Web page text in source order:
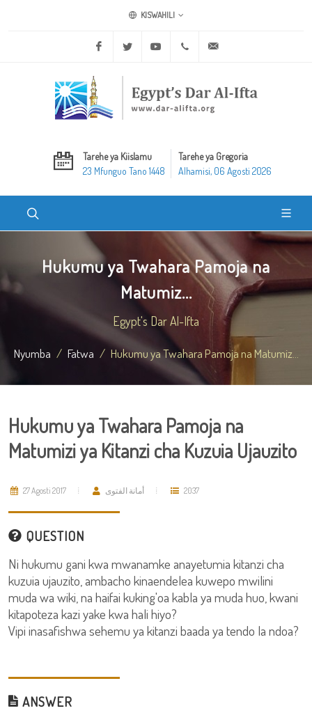
KISWAHILI
Facebook Twitter Youtube +20 2 25970400
Tarehe ya Kiislamu
23 Mfunguo Tano 1448
Tarehe ya Gregoria
Alhamisi, 06 Agosti 2026
Hukumu ya Twahara Pamoja na
Matumiz...
Egypt's Dar Al-Ifta
Nyumba Fatwa Hukumu ya Twahara Pamoja na Matumiz...
Hukumu ya Twahara Pamoja na
Matumizi ya Kitanzi cha Kuzuia Ujauzito
27 Agosti 2017 أمانة الفتوى 2037
QUESTION
Ni hukumu gani kwa mwanamke anayetumia kitanzi cha
kuzuia ujauzito, ambacho kinaendelea kuwepo mwilini
muda wa wiki, na haifai kuking'oa kabla ya muda huo, kwani
kitapoteza kazi yake kwa hali hiyo?
Vipi inasafishwa sehemu ya kitanzi baada ya tendo la ndoa?
ANSWER